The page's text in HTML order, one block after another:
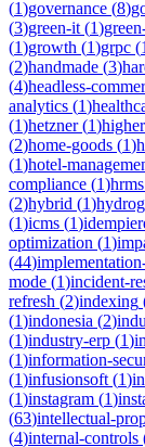
(1)governance (8)
(3)green-it (1)
(1)growth (1)grpc (1
(2)handmade (3)
(4)headless-
analytics (1)
(1)hetzner(1)
(2)home-goods (1)
(1)hotel-
compliance (1)hrms
(2)hybrid (1)
(1)icms (1)
optimization (1)
(44)
mode (1)incident-
refresh (2)indexing
(1)indonesia (2)
(1)industry-erp (1)
(1)information-
(1)infusionsoft (1)
(1)instagram (1)
(63)intellectual-
(4)internal-controls